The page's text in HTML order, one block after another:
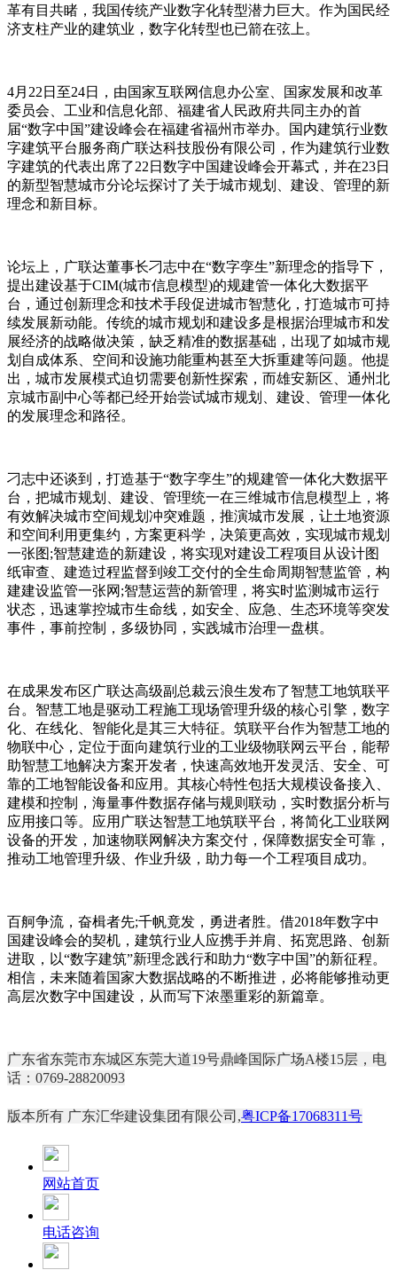
革有目共睹，我国传统产业数字化转型潜力巨大。作为国民经
济支柱产业的建筑业，数字化转型也已箭在弦上。
4月22日至24日，由国家互联网信息办公室、国家发展和改革
委员会、工业和信息化部、福建省人民政府共同主办的首
届“数字中国”建设峰会在福建省福州市举办。国内建筑行业数
字建筑平台服务商广联达科技股份有限公司，作为建筑行业数
字建筑的代表出席了22日数字中国建设峰会开幕式，并在23日
的新型智慧城市分论坛探讨了关于城市规划、建设、管理的新
理念和新目标。
论坛上，广联达董事长刁志中在“数字孪生”新理念的指导下，
提出建设基于CIM(城市信息模型)的规建管一体化大数据平
台，通过创新理念和技术手段促进城市智慧化，打造城市可持
续发展新动能。传统的城市规划和建设多是根据治理城市和发
展经济的战略做决策，缺乏精准的数据基础，出现了如城市规
划自成体系、空间和设施功能重构甚至大拆重建等问题。他提
出，城市发展模式迫切需要创新性探索，而雄安新区、通州北
京城市副中心等都已经开始尝试城市规划、建设、管理一体化
的发展理念和路径。
刁志中还谈到，打造基于“数字孪生”的规建管一体化大数据平
台，把城市规划、建设、管理统一在三维城市信息模型上，将
有效解决城市空间规划冲突难题，推演城市发展，让土地资源
和空间利用更集约，方案更科学，决策更高效，实现城市规划
一张图;智慧建造的新建设，将实现对建设工程项目从设计图
纸审查、建造过程监督到竣工交付的全生命周期智慧监管，构
建建设监管一张网;智慧运营的新管理，将实时监测城市运行
状态，迅速掌控城市生命线，如安全、应急、生态环境等突发
事件，事前控制，多级协同，实践城市治理一盘棋。
在成果发布区广联达高级副总裁云浪生发布了智慧工地筑联平
台。智慧工地是驱动工程施工现场管理升级的核心引擎，数字
化、在线化、智能化是其三大特征。筑联平台作为智慧工地的
物联中心，定位于面向建筑行业的工业级物联网云平台，能帮
助智慧工地解决方案开发者，快速高效地开发灵活、安全、可
靠的工地智能设备和应用。其核心特性包括大规模设备接入、
建模和控制，海量事件数据存储与规则联动，实时数据分析与
应用接口等。应用广联达智慧工地筑联平台，将简化工业联网
设备的开发，加速物联网解决方案交付，保障数据安全可靠，
推动工地管理升级、作业升级，助力每一个工程项目成功。
百舸争流，奋楫者先;千帆竟发，勇进者胜。借2018年数字中
国建设峰会的契机，建筑行业人应携手并肩、拓宽思路、创新
进取，以“数字建筑”新理念践行和助力“数字中国”的新征程。
相信，未来随着国家大数据战略的不断推进，必将能够推动更
高层次数字中国建设，从而写下浓墨重彩的新篇章。
广东省东莞市东城区东莞大道19号鼎峰国际广场A楼15层，电
话：0769-28820093
版本所有 广东汇华建设集团有限公司,粤ICP备17068311号
网站首页
电话咨询